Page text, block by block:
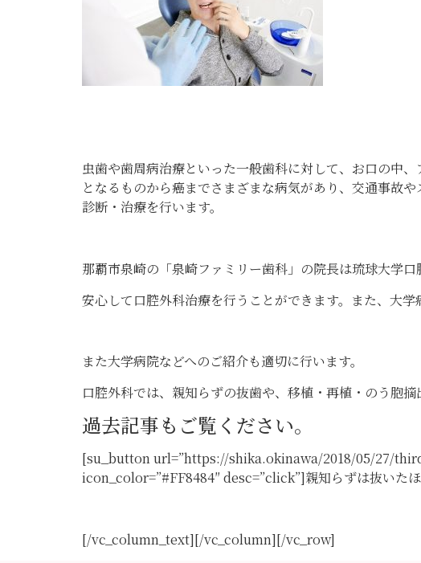
虫歯や歯周病治療といった一般歯科に対して、お口の中
となるものから癌までさまざまな病気があり、交通事故
診断・治療を行います。
那覇市泉崎の「泉崎ファミリー歯科」の院長は琉球大学
安心して口腔外科治療を行うことができます。また、大学
また大学病院などへのご紹介も適切に行います。
口腔外科では、 親知らずの抜歯や、移植・再植・のう胞摘
過去記事もご覧ください。
[su_button url=”https://shika.okinawa/2018/05/27/
icon_color=”#FF8484″ desc=”click”]親知らずは抜いた
[/vc_column_text][/vc_column][/vc_row]